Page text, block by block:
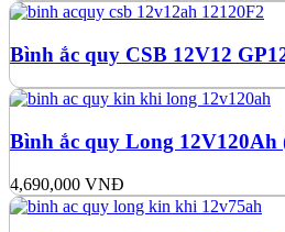
Bình ắc quy CSB 12V12
Bình ắc quy Long 12V120Ah
4,690,000 VNĐ